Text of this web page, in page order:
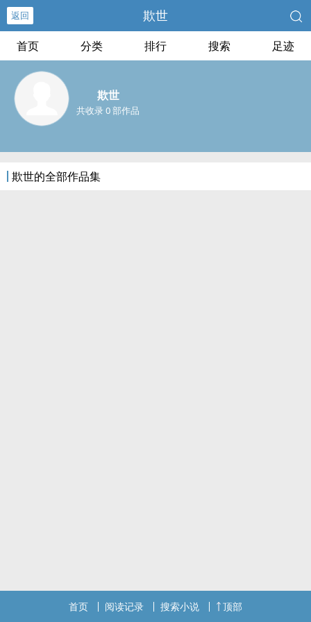
返回 欺世
首页 分类 排行 搜索 足迹
欺世
共收录 0 部作品
欺世的全部作品集
首页 阅读记录 搜索小说 顶部